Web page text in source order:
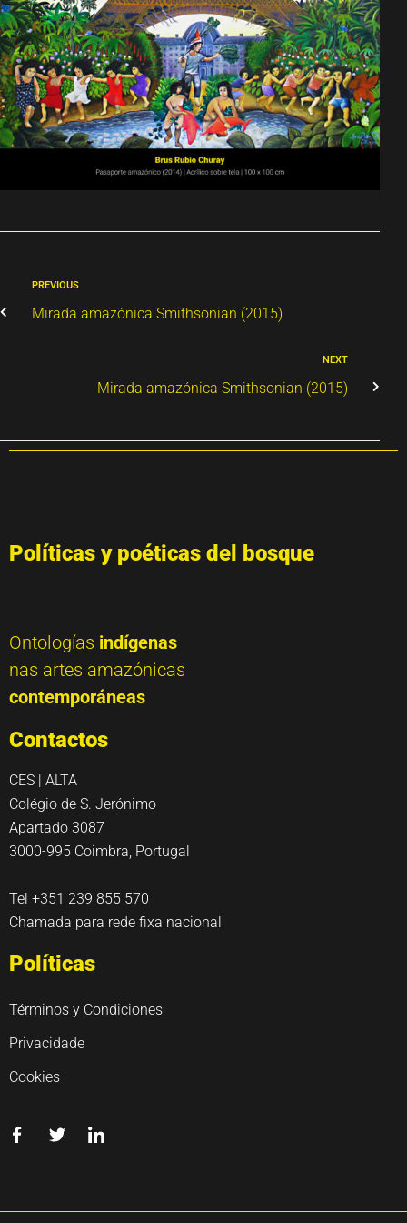
PREVIOUS
Mirada amazónica Smithsonian (2015)
NEXT
Mirada amazónica Smithsonian (2015)
Políticas y poéticas del bosque
Ontologías indígenas
nas artes amazónicas
contemporáneas
Contactos
CES | ALTA
Colégio de S. Jerónimo
Apartado 3087
3000-995 Coimbra, Portugal
Tel +351 239 855 570
Chamada para rede fixa nacional
Políticas
Términos y Condiciones
Privacidade
Cookies